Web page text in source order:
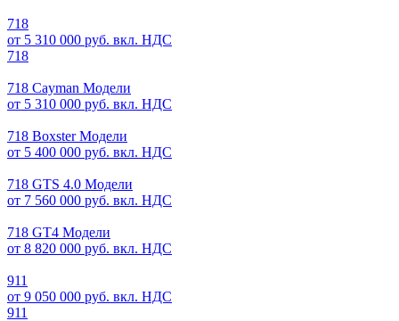
718
от 5 310 000 руб. вкл. НДС
718
718 Cayman Модели
от 5 310 000 руб. вкл. НДС
718 Boxster Модели
от 5 400 000 руб. вкл. НДС
718 GTS 4.0 Модели
от 7 560 000 руб. вкл. НДС
718 GT4 Модели
от 8 820 000 руб. вкл. НДС
911
от 9 050 000 руб. вкл. НДС
911